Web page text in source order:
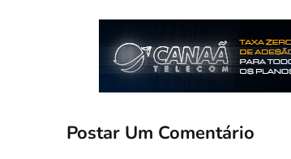
Postar Um Comentário